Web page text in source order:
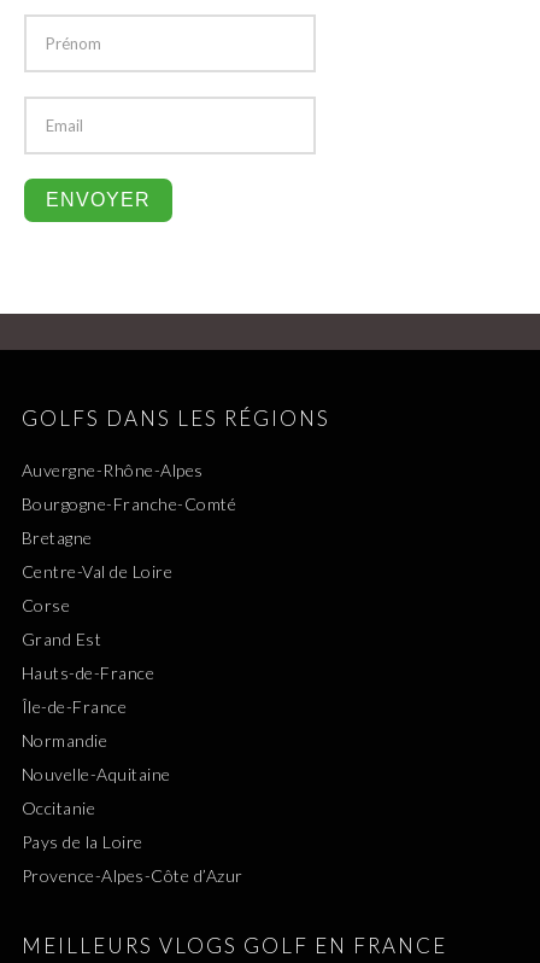
GOLFS DANS LES RÉGIONS
Auvergne-Rhône-Alpes
Bourgogne-Franche-Comté
Bretagne
Centre-Val de Loire
Corse
Grand Est
Hauts-de-France
Île-de-France
Normandie
Nouvelle-Aquitaine
Occitanie
Pays de la Loire
Provence-Alpes-Côte d’Azur
MEILLEURS VLOGS GOLF EN FRANCE